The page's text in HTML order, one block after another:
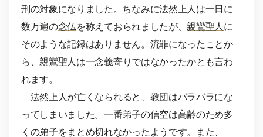
刑の対象になりました。ちなみに法然上人 は一日に
数万遍の念仏を称えておられましたが、 親鸞聖人 に
そのような記録はありません。流罪になったことか
ら、 親鸞聖人 は一念義寄りではなかったかとも言わ
れます。
法然上人 が亡くなられると、教団はバラバラにな
ってしまいました。一番弟子の信空は高齢のため多
くの弟子をまとめ切れなかったようです。また、